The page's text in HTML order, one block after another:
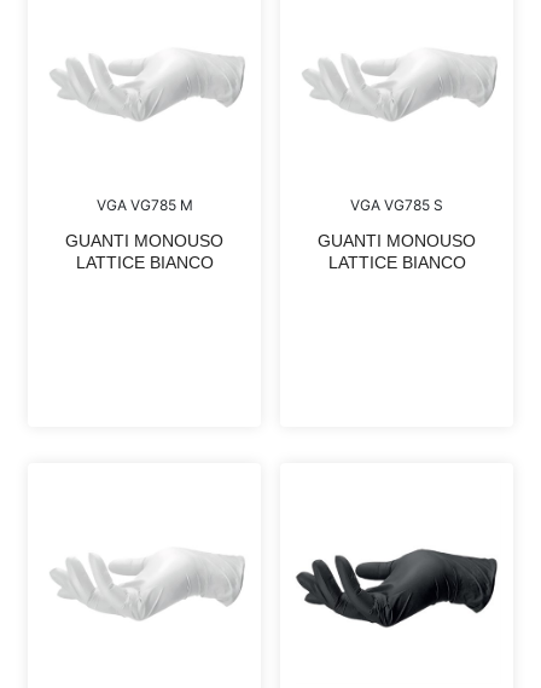
VGA VG785 M
GUANTI MONOUSO
LATTICE BIANCO
VGA VG785 S
GUANTI MONOUSO
LATTICE BIANCO